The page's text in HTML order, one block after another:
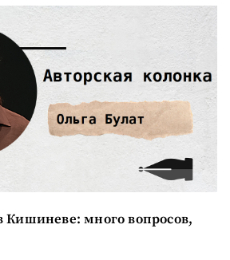
Кишиневе: много вопросов,